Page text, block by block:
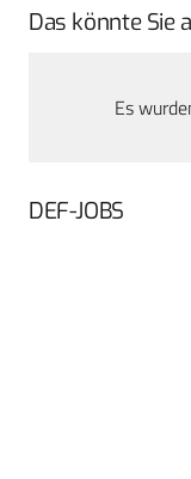
Das könnte Sie
Es
DEF-JOBS